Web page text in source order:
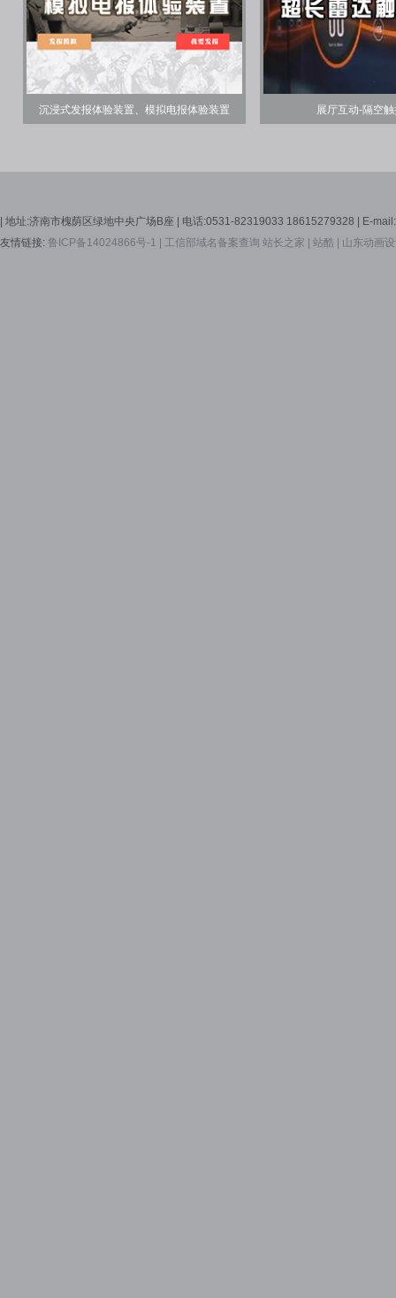
沉浸式发报体验装置、模拟电报体验装置 展厅互动-隔空
| 地址:济南市槐荫区绿地中央广场B座 | 电话:0531-82319033 18615279328 | E-
友情链接: 鲁ICP备14024866号-1 | 工信部域名备案查询 站长之家 | 站酷 | 山东动画